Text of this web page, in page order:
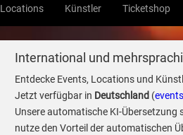
Locations Künstler Ticketshop
International und
Entdecke Events, Locations und
Jetzt verfügbar in Deutschland (
Unsere automatische KI-Übersetzung
nutze den Vorteil der automatischen